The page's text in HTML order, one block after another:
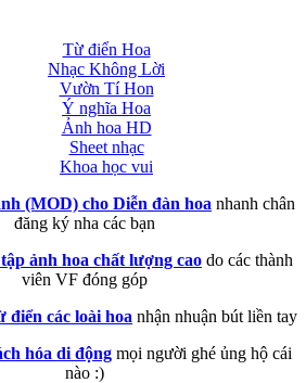
Từ điển Hoa
Nhạc Không Lời
Vườn Tí Hon
Ý nghĩa Hoa
Ảnh hoa HD
Sheet nhạc
Khoa học vui
(MOD) cho Diễn đàn hoa nhanh chân
đăng ký nha các bạn
ảnh hoa chất lượng cao do các thành
viên VF đóng góp
điển các loài hoa nhận nhuận bút liền tay
hóa di động mọi người ghé ủng hộ cái
nào :)